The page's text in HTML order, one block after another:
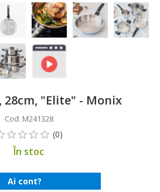
28cm, "Elite" - Monix
Cod: M241328
În stoc
Ai cont?